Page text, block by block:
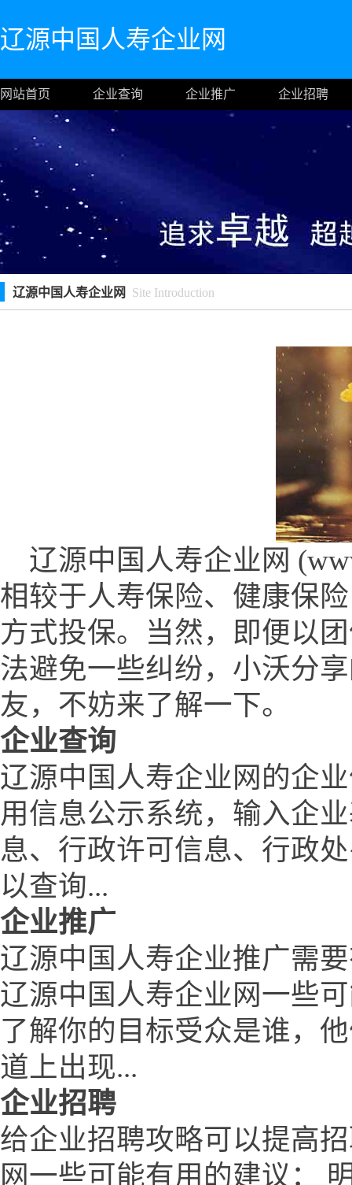
辽源中国人寿企业网
网站首页 企业查询 企业推广 企业招聘
辽源中国人寿企业网 Site Introduction
辽源中国人寿企业网
相较于人寿保险、健康保
方式投保。当然，即便以
法避免一些纠纷，小沃分
友，不妨来了解一下。
企业查询
辽源中国人寿企业网的企
用信息公示系统，输入企
息、行政许可信息、行政
以查询...
企业推广
辽源中国人寿企业推广需
辽源中国人寿企业网一些
了解你的目标受众是谁，
道上出现...
企业招聘
给企业招聘攻略可以提高
网一些可能有用的建议：